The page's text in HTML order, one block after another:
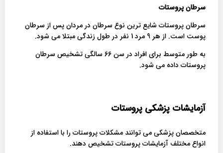
سرطان پروستات
سرطان پروستات شایع ترین نوع سرطان در مردان پس از سرطان
پوست است. از هر 9 مرد 1 نفر در طول زندگی مبتلا می شود.
به طور متوسط برای افراد در سن 66 سالگی تشخیص سرطان
پروستات داده می شود.
آزمایشات پزشکی پروستات
متخصصان پزشکی می توانند مشکلات پروستات را با استفاده از
انواع مختلف آزمایشات پروستات تشخیص دهند.